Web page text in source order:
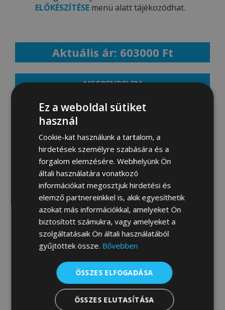
ELŐKÉSZÍTÉSE menü alatt tájékozódhat.
Aktuális ár: 603000 Ft
MEGRENDELEM
Fotógaléria:
Ez a weboldal sütiket
használ
Cookie-kat használunk a tartalom, a
hirdetések személyre szabására és a
forgalom elemzésére. Webhelyünk Ön
általi használatára vonatkozó
információkat megosztjuk hirdetési és
elemző partnereinkkel is, akik egyesíthetik
azokat más információkkal, amelyeket Ön
biztosított számukra, vagy amelyeket a
szolgáltatásaik Ön általi használatából
gyűjtöttek össze. Bővebben
ÖSSZES ELFOGADÁSA
ÖSSZES ELUTASÍTÁSA